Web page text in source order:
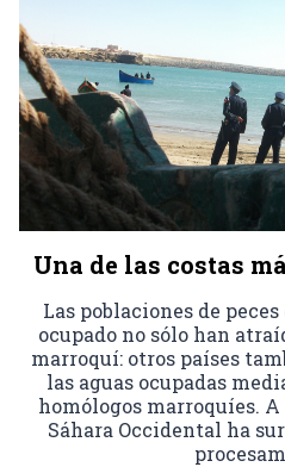
Una de las costas
Las poblaciones de
ocupado no sólo han
marroquí: otros países
las aguas ocupadas
homólogos marroquíes.
Sáhara Occidental ha